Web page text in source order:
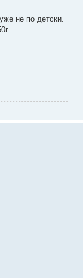
не по детски.